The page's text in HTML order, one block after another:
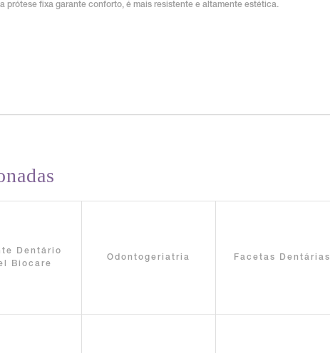
prótese fixa garante conforto, é mais resistente e altamente estética.
Dentário
Biocare
Odontogeriatria Facetas Dentárias